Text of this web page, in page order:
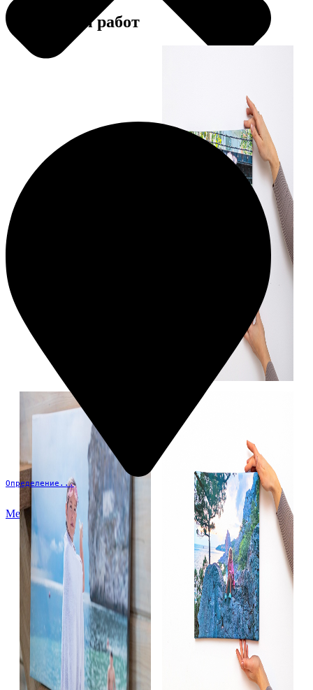
Определение...
Меню
Примеры работ